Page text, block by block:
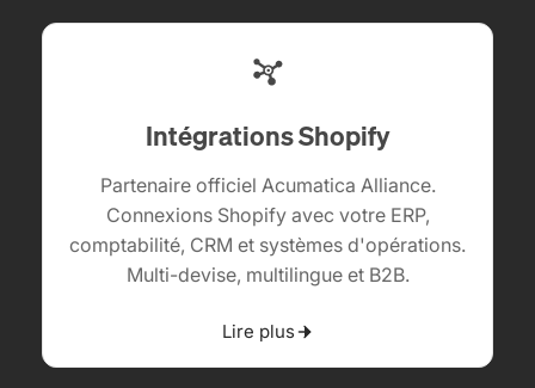
Intégrations Shopify
Partenaire officiel Acumatica Alliance.
Connexions Shopify avec votre ERP,
comptabilité, CRM et systèmes d'opérations.
Multi-devise, multilingue et B2B.
Lire plus